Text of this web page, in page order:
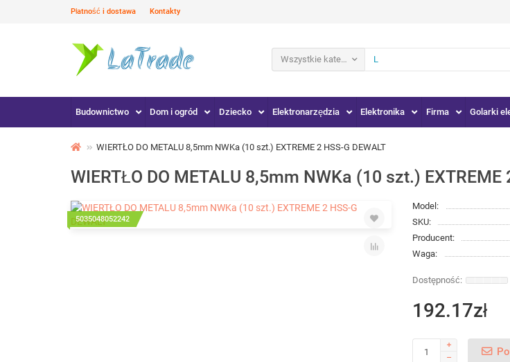
Płatność i dostawa Kontakty
Wszystkie kategorie
Budownictwo Dom i ogród Dziecko Elektronarzędzia Elektronika Firma Golarki
WIERTŁO DO METALU 8,5mm NWKa (10 szt.) EXTREME 2 HSS-G DEWALT
WIERTŁO DO METALU 8,5mm NWKa (10 szt.) EXTREME
5035048052242
Model:
SKU:
Producent:
Waga:
192.17zł